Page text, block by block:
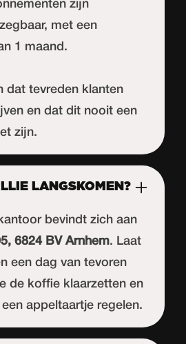
zijn
met een
1 maand.
dat tevreden klanten
en dat dit nooit een
zijn.
LANGSKOMEN?
bevindt zich aan
6824 BV Arnhem. Laat
een dag van tevoren
de koffie klaarzetten en
appeltaartje regelen.